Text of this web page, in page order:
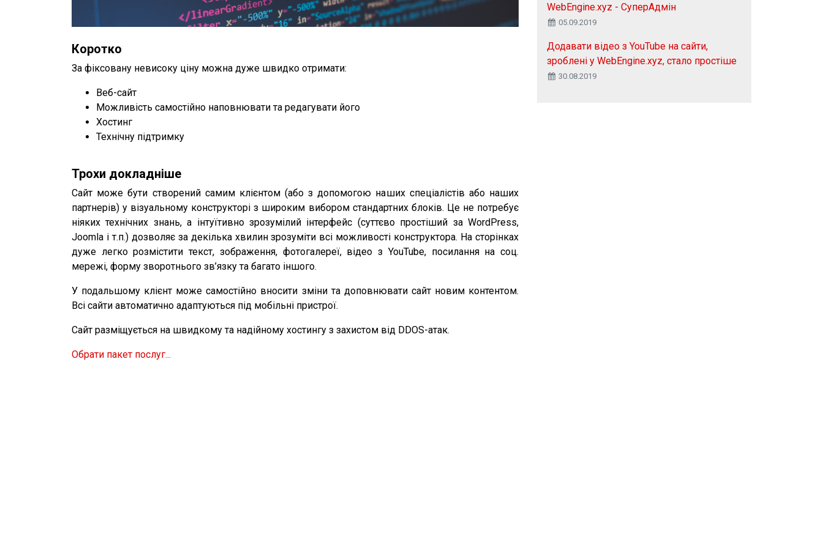
Коротко
За фіксовану невисоку ціну можна дуже швидко отримати:
Веб-сайт
Можливість самостійно наповнювати та редагувати його
Хостинг
Технічну підтримку
Трохи докладніше
Сайт може бути створений самим клієнтом (або з допомогою наших спеціалістів або наших
партнерів) у візуальному конструкторі з широким вибором стандартних блоків. Це не потребує
ніяких технічних знань, а інтуїтивно зрозумілий інтерфейс (суттєво простіший за WordPress,
Joomla і т.п.) дозволяє за декілька хвилин зрозуміти всі можливості конструктора. На сторінках
дуже легко розмістити текст, зображення, фотогалереї, відео з YouTube, посилання на соц.
мережі, форму зворотнього зв’язку та багато іншого.
У подальшому клієнт може самостійно вносити зміни та доповнювати сайт новим контентом.
Всі сайти автоматично адаптуються під мобільні пристрої.
Сайт разміщується на швидкому та надійному хостингу з захистом від DDOS-атак.
Обрати пакет послуг...
WebEngine.xyz - СуперАдмін
05.09.2019
Додавати відео з YouTube на сайти,
зроблені у WebEngine.xyz, стало простіше
30.08.2019